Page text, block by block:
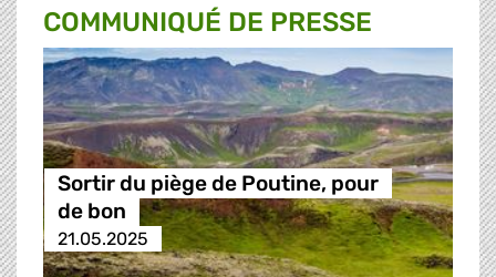
COMMUNIQUÉ DE PRESSE
Sortir du piège de Poutine, pour
de bon
21.05.2025